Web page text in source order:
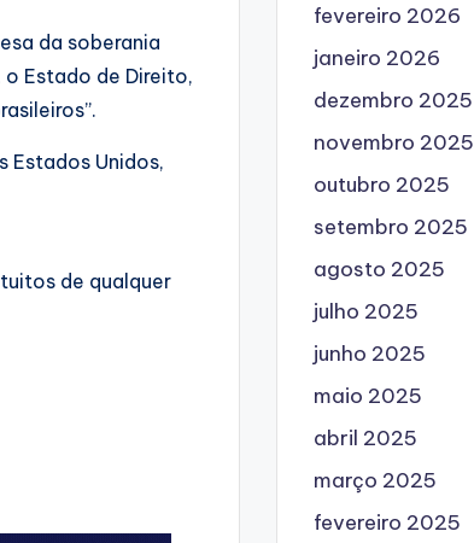
da soberania
Estado de Direito,
Estados Unidos,
de qualquer
fevereiro 2026
janeiro 2026
dezembro 2025
novembro 2025
outubro 2025
setembro 2025
agosto 2025
julho 2025
junho 2025
maio 2025
abril 2025
março 2025
fevereiro 2025